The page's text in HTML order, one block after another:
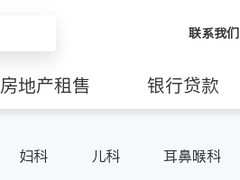
联系我们
房地产租售 银行贷款
妇科 儿科 耳鼻喉科